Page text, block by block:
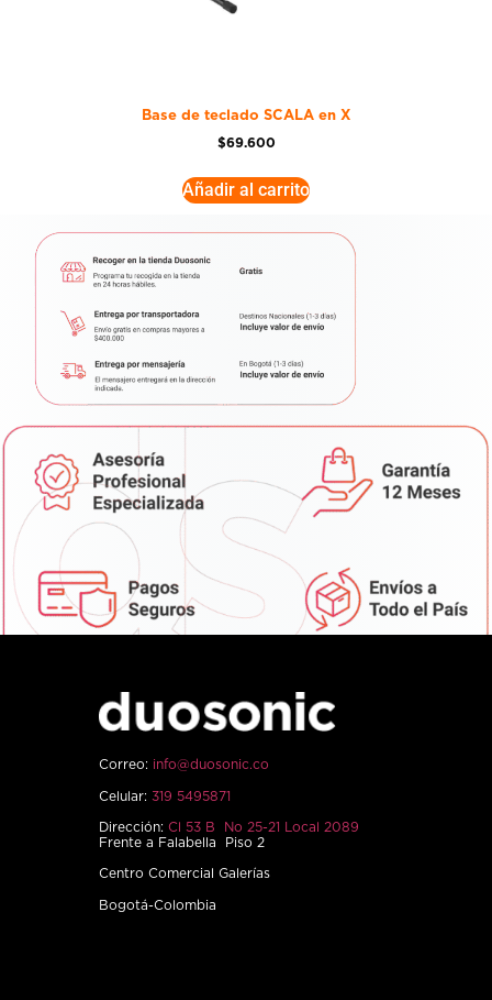
Base de teclado SCALA en X
$69.600
Añadir al carrito
Correo: info@duosonic.co
Celular: 319 5495871
Dirección: Cl 53 B No 25-21 Local 2089
Frente a Falabella Piso 2
Centro Comercial Galerías
Bogotá-Colombia